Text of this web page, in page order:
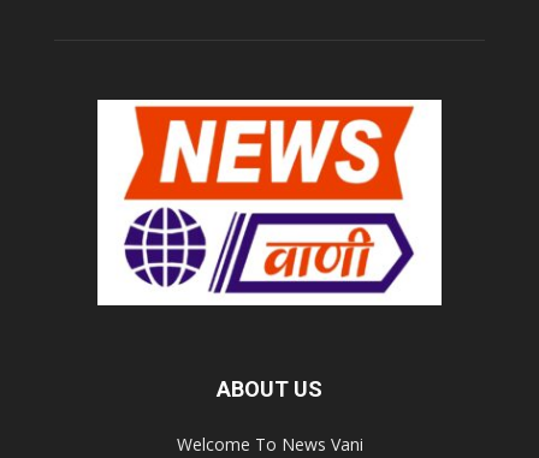
ABOUT US
Welcome To News Vani